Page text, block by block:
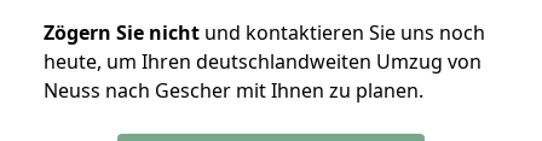
Zögern Sie nicht und kontaktieren Sie uns noch
heute, um Ihren deutschlandweiten Umzug von
Neuss nach Gescher mit Ihnen zu planen.